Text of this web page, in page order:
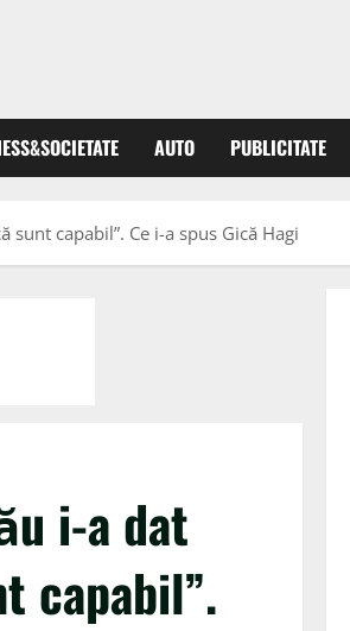
AUTO PUBLICITATE
sunt capabil”. Ce i-a spus Gică Hagi
i-a dat
capabil”.